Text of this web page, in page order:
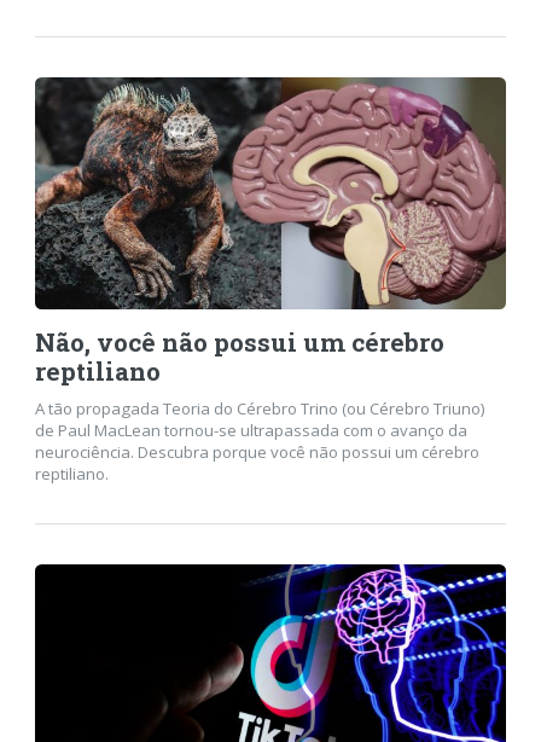
Não, você não possui um cérebro
reptiliano
A tão propagada Teoria do Cérebro Trino (ou Cérebro Triuno)
de Paul MacLean tornou-se ultrapassada com o avanço da
neurociência. Descubra porque você não possui um cérebro
reptiliano.